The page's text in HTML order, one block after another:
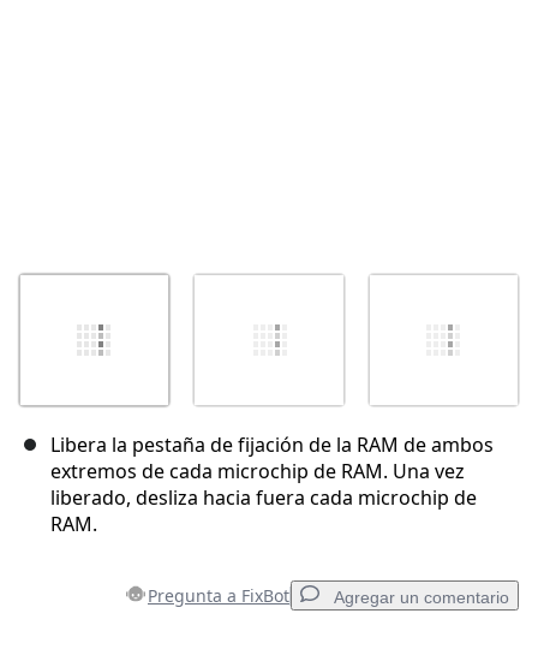
Libera la pestaña de fijación de la RAM de ambos
extremos de cada microchip de RAM. Una vez
liberado, desliza hacia fuera cada microchip de
RAM.
Pregunta a FixBot Agregar un comentario